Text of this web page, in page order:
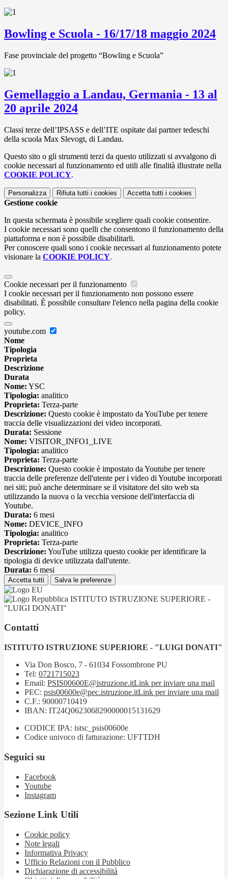
Bowling e Scuola - 16/17/18 maggio 2024
Fase provinciale del progetto “Bowling e Scuola”
Gemellaggio a Landau, Germania - 13 al
20 aprile 2024
Classi terze dell’IPSASS e dell’ITE ospitate dai partner tedeschi
della scuola Max Slevogt, di Landau.
Questo sito o gli strumenti terzi da questo utilizzati si avvalgono di
cookie necessari al funzionamento ed utili alle finalità illustrate nella
COOKIE POLICY.
Personalizza Rifiuta tutti i cookies Accetta tutti i cookies
Gestione cookie
In questa schermata è possibile scegliere quali cookie consentire.
I cookie necessari sono quelli che consentono il funzionamento della
piattaforma e non è possibile disabilitarli.
Per conoscere quali sono i cookie necessari al funzionamento potete
visionare la COOKIE POLICY.
Cookie necessari per il funzionamento
I cookie necessari per il funzionamento non possono essere
disabilitati. È possibile consultare l'elenco nella pagina della cookie
policy.
youtube.com
Nome
Tipologia
Proprieta
Descrizione
Durata
Nome: YSC
Tipologia: analitico
Proprieta: Terza-parte
Descrizione: Questo cookie è impostato da YouTube per tenere
traccia delle visualizzazioni dei video incorporati.
Durata: Sessione
Nome: VISITOR_INFO1_LIVE
Tipologia: analitico
Proprieta: Terza-parte
Descrizione: Questo cookie è impostato da Youtube per tenere
traccia delle preferenze dell'utente per i video di Youtube incorporati
nei siti; può anche determinare se il visitatore del sito web sta
utilizzando la nuova o la vecchia versione dell'interfaccia di
Youtube.
Durata: 6 mesi
Nome: DEVICE_INFO
Tipologia: analitico
Proprieta: Terza-parte
Descrizione: YouTube utilizza questo cookie per identificare la
tipologia di device utilizzata dall'utente.
Durata: 6 mesi
Accetta tutti Salva le preferenze
ISTITUTO ISTRUZIONE SUPERIORE -
"LUIGI DONATI"
Contatti
ISTITUTO ISTRUZIONE SUPERIORE - "LUIGI DONATI"
Via Don Bosco, 7 - 61034 Fossombrone PU
Tel: 0721715023
Email: PSIS00600E@istruzione.itLink per inviare una mail
PEC: psis00600e@pec.istruzione.itLink per inviare una mail
C.F.: 90000710419
IBAN: IT24Q0623068290000015131629
CODICE IPA: istsc_psis00600e
Codice univoco di fatturazione: UFTTDH
Seguici su
Facebook
Youtube
Instagram
Sezione Link Utili
Cookie policy
Note legali
Informativa Privacy
Ufficio Relazioni con il Pubblico
Dichiarazione di accessibilità